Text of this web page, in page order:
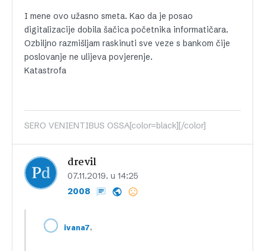
I mene ovo užasno smeta. Kao da je posao
digitalizacije dobila šačica početnika informatičara.
Ozbiljno razmišljam raskinuti sve veze s bankom čije
poslovanje ne ulijeva povjerenje.
Katastrofa
SERO VENIENTIBUS OSSA[color=black][/color]
drevil
07.11.2019. u 14:25
2008
ivana7,